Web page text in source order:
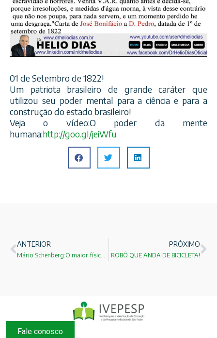
01 de Setembro de 1822!
Um patriota brasileiro de grande caráter que
utilizou seu poder mental para a ciência e para a
construção do estado brasileiro!
Veja o vídeo:O poder da mente
humana:http://goo.gl/jeiWfu
ANTERIOR PRÓXIMO
ROBÔ QUE ANDA DE BICICLETA!
Fale conosco